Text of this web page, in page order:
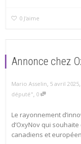
0 J'aime
Annonce chez
Mario Asselin, 5 avril 2025,
député", 0
Le rayonnement
d’OxyNov qui
canadiens et